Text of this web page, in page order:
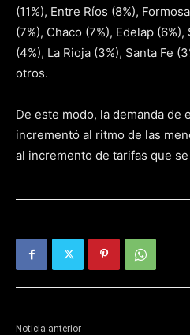
(11%), Entre Ríos (8%),
(7%), Chaco (7%), Edelap
(4%), La Rioja (3%), Santa Fe
otros.
De este modo, la demanda de
incrementó al ritmo de las
al incremento de tarifas que
Noticia anterior